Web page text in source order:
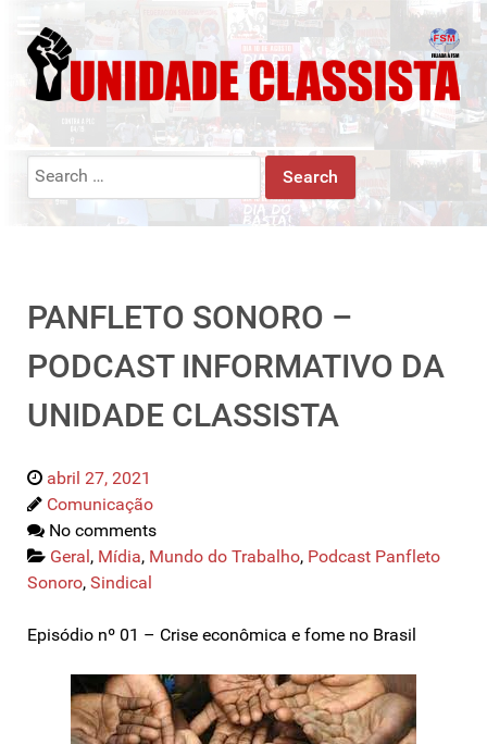
Search
PANFLETO SONORO –
PODCAST INFORMATIVO DA
UNIDADE CLASSISTA
abril 27, 2021
Comunicação
No comments
Geral, Mídia, Mundo do Trabalho, Podcast Panfleto
Sonoro, Sindical
Episódio nº 01 – Crise econômica e fome no Brasil